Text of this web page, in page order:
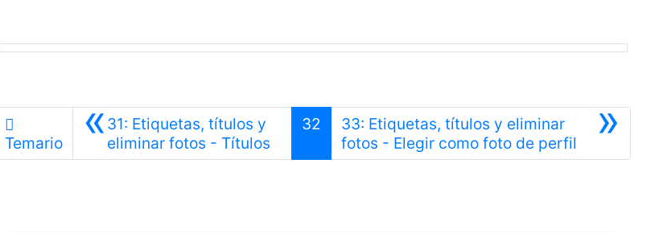
Temario «31: Etiquetas, títulos y
eliminar fotos - TítulosAnterior
32 »
33: Etiquetas, títulos y eliminar
fotos - Elegir como foto de perfil